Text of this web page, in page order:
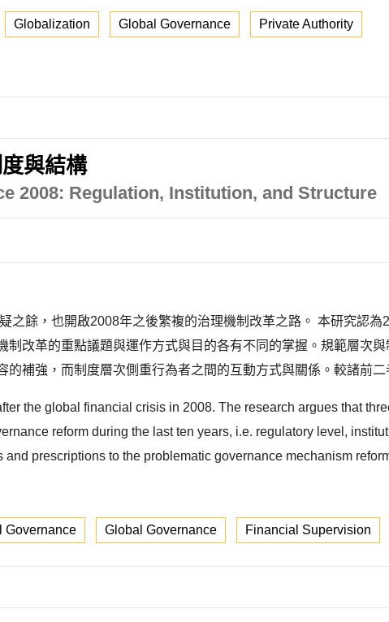
Globalization Global Governance Private Authority
與結構
2008: Regulation, Institution, and Structure
餘，也開啟2008年之後繁複的治理機制改革之路。 本研究認為
改革的重點議題與運作方式與目的各有不同的掌握。規範層次
補強，而制度層次側重行為者之間的互動方式與關係。較諸前二
the global financial crisis in 2008. The research argues that
reform during the last ten years, i.e. regulatory level,
prescriptions to the problematic governance mechanism
Governance Global Governance Financial Supervision